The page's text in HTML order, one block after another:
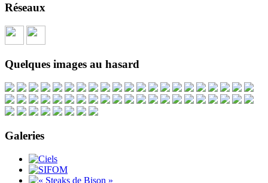
Réseaux
Quelques images au hasard
Galeries